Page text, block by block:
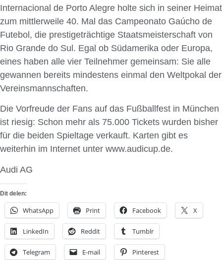
Internacional de Porto Alegre holte sich in seiner Heimat
zum mittlerweile 40. Mal das Campeonato Gaúcho de
Futebol, die prestigeträchtige Staatsmeisterschaft von
Rio Grande do Sul. Egal ob Südamerika oder Europa,
eines haben alle vier Teilnehmer gemeinsam: Sie alle
gewannen bereits mindestens einmal den Weltpokal der
Vereinsmannschaften.
Die Vorfreude der Fans auf das Fußballfest in München
ist riesig: Schon mehr als 75.000 Tickets wurden bisher
für die beiden Spieltage verkauft. Karten gibt es
weiterhin im Internet unter www.audicup.de.
Audi AG
Dit delen:
WhatsApp Print Facebook X
LinkedIn Reddit Tumblr
Telegram E-mail Pinterest